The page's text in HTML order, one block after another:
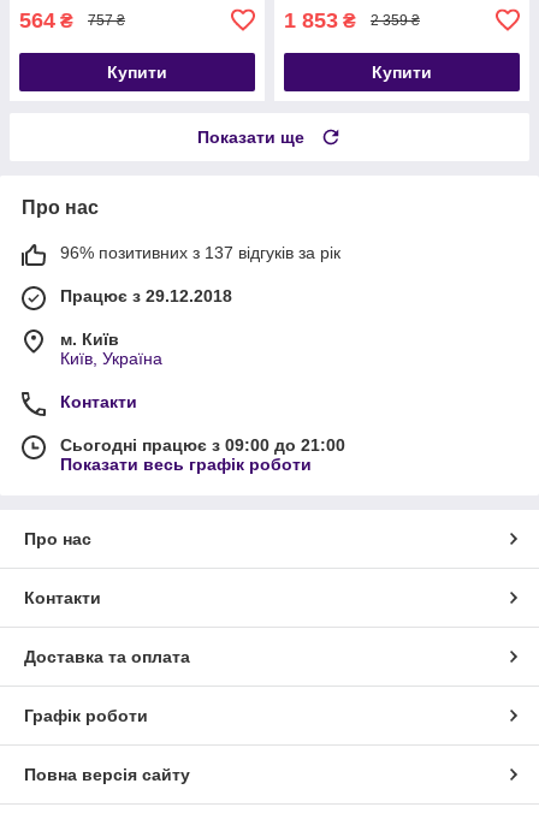
564 ₴ 757 ₴
Купити
1 853 ₴ 2 359 ₴
Купити
Показати ще
Про нас
96% позитивних з 137 відгуків за рік
Працює з 29.12.2018
м. Київ
Київ, Україна
Контакти
Сьогодні працює з 09:00 до 21:00
Показати весь графік роботи
Про нас
Контакти
Доставка та оплата
Графік роботи
Повна версія сайту